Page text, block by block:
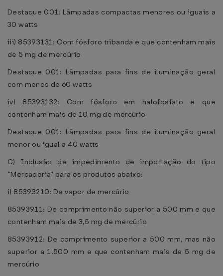
Destaque 001: Lâmpadas compactas menores ou iguais a
30 watts
iii) 85393131: Com fósforo tribanda e que contenham mais
de 5 mg de mercúrio
Destaque 001: Lâmpadas para fins de iluminação geral
com menos de 60 watts
iv) 85393132: Com fósforo em halofosfato e que
contenham mais de 10 mg de mercúrio
Destaque 001: Lâmpadas para fins de iluminação geral
menor ou igual a 40 watts
C) Inclusão de impedimento de importação do tipo
“Mercadoria” para os produtos abaixo:
i) 85393210: De vapor de mercúrio
85393911: De comprimento não superior a 500 mm e que
contenham mais de 3,5 mg de mercúrio
85393912: De comprimento superior a 500 mm, mas não
superior a 1.500 mm e que contenham mais de 5 mg de
mercúrio